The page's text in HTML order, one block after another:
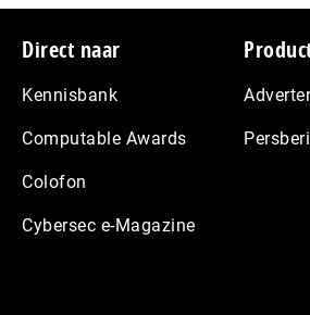
Footer
Direct naar
Kennisbank
Computable Awards
Colofon
Cybersec e-Magazine